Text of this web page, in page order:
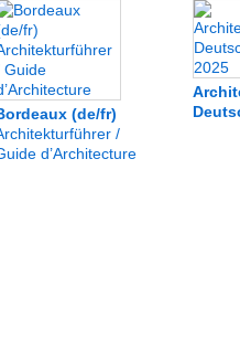
(de/fr)
/
d’Architecture